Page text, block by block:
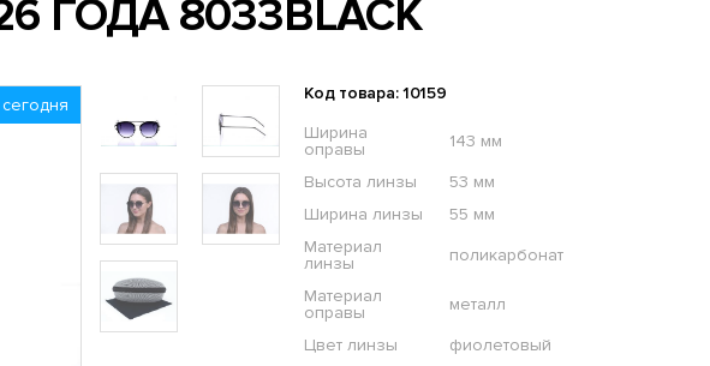
ГОДА 8033BLACK
Код товара: 10159
Ширина
оправы
143 мм
Высота линзы
53 мм
Ширина линзы
55 мм
Материал
линзы
поликарбонат
Материал
оправы
металл
Цвет линзы
фиолетовый